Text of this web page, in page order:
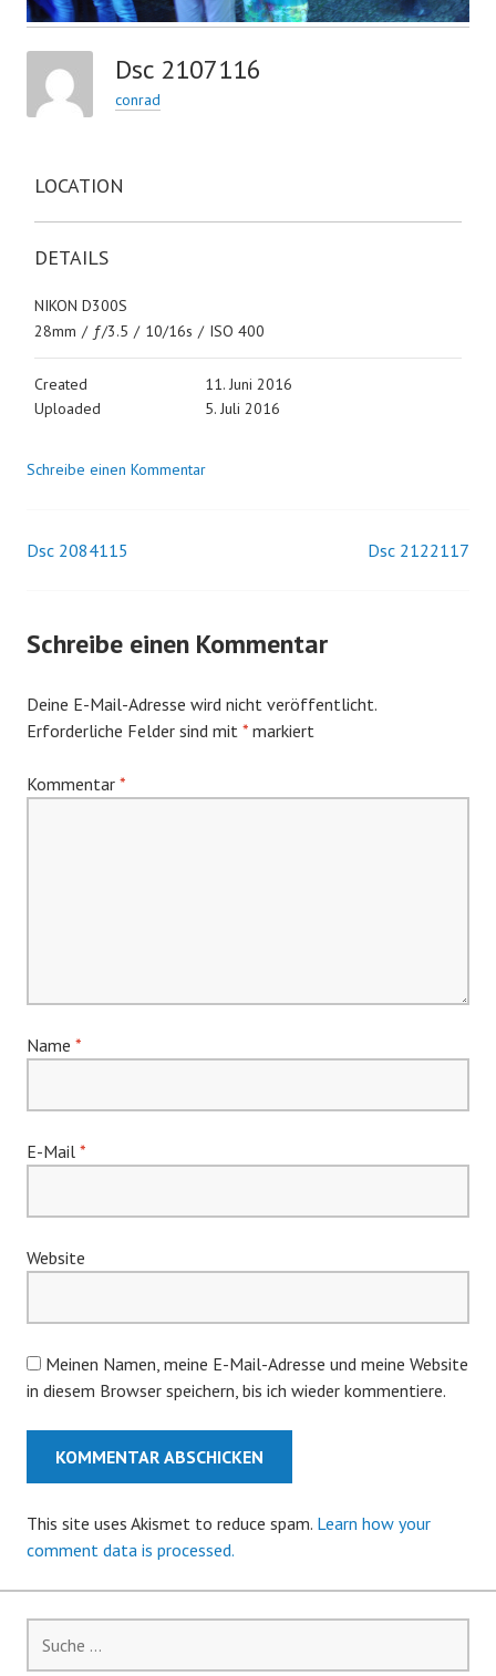
Dsc 2107116
conrad
LOCATION
DETAILS
NIKON D300S
28mm / ƒ/3.5 / 10/16s / ISO 400
Created
11. Juni 2016
Uploaded
5. Juli 2016
Schreibe einen Kommentar
Beitrags-
Dsc 2084115 Dsc 2122117
Schreibe einen Kommentar
Deine E-Mail-Adresse wird nicht veröffentlicht.
Erforderliche Felder sind mit * markiert
Kommentar *
Name *
E-Mail *
Website
Meinen Namen, meine E-Mail-Adresse und meine Website
in diesem Browser speichern, bis ich wieder kommentiere.
This site uses Akismet to reduce spam. Learn how your
comment data is processed.
nach: